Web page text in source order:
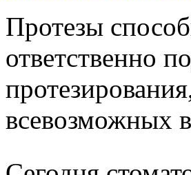
Протезы
ответственно
всевозможных